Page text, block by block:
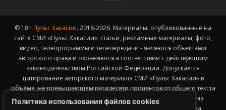
Политика использования файлов cookies
© 18+ Пульс Хакасии. 2018-2026. Материалы, опубликованные на
сайте СМИ «Пульс Хакасии»: статьи, рекламные материалы, фото,
видео, телепрограммы и телепередачи - являются объектами
авторского права и охраняются в соответствии с действующим
законодательством Российской Федерации. Допускается
цитирование авторского материала СМИ «Пульс Хакасии» в
объёме, не превышающем пятидесяти процентов от общего текста
публикации с обязательным размещением гиперссылки на